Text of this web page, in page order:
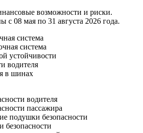
возможности и риски.
с 08 мая по 31 августа 2026 года.
система
система
устойчивости
водителя
в шинах
водителя
пассажира
подушки безопасности